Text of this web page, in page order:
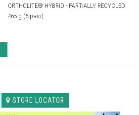
ORTHOLITE® HYBRID - PARTIALLY RECYCLED
465 g (½paio)
STORE LOCATOR